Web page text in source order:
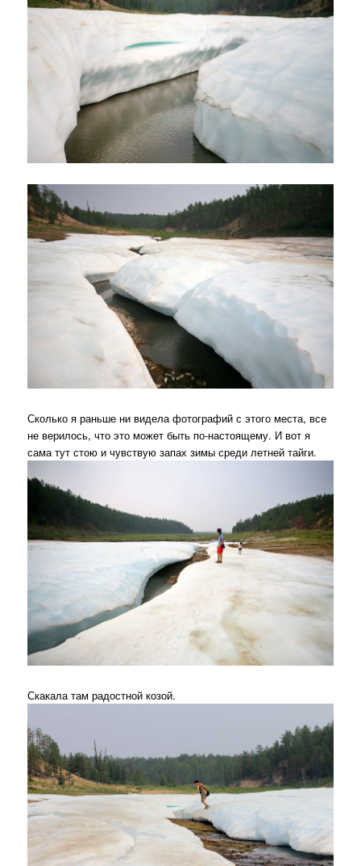
Сколько я раньше ни видела фотографий с этого места, все
не верилось, что это может быть по-настоящему. И вот я
сама тут стою и чувствую запах зимы среди летней тайги.
Скакала там радостной козой.